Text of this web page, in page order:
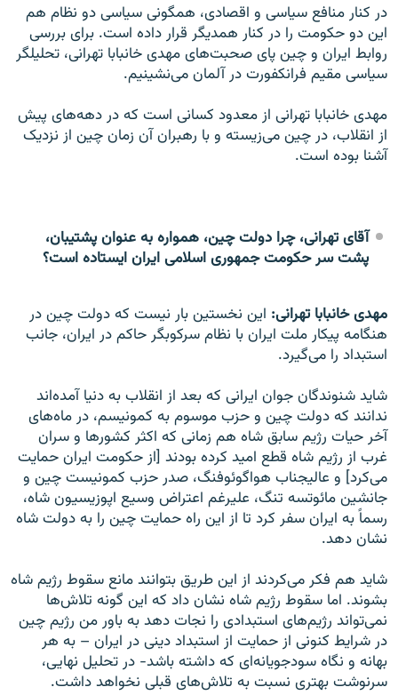
در کنار منافع سیاسی و اقصادی، همگونی سیاسی دو نظام هم
این دو حکومت را در کنار همدیگر قرار داده است. برای بررسی
روابط ایران و چین پای صحبت‌های مهدی خانبابا تهرانی، تحلیلگر
سیاسی مقیم فرانکفورت در آلمان می‌نشینیم.
مهدی خانبابا تهرانی از معدود کسانی است که در دهه‌های پیش
از انقلاب، در چین می‌زیسته و با رهبران آن زمان چین از نزدیک
آشنا بوده است.
آقای تهرانی، چرا دولت چین، همواره به عنوان پشتیبان،
پشت سر حکومت جمهوری اسلامی ایران ایستاده است؟
مهدی خانبابا تهرانی: این نخستین بار نیست که دولت چین در
هنگامه پیکار ملت ایران با نظام سرکوبگر حاکم در ایران، جانب
استبداد را می‌گیرد.
شاید شنوندگان جوان ایرانی که بعد از انقلاب به دنیا آمده‌اند
ندانند که دولت چین و حزب موسوم به کمونیسم، در ماه‌های
آخر حیات رژیم سابق شاه هم زمانی که اکثر کشورها و سران
غرب از رژیم شاه قطع امید کرده بودند [از حکومت ایران حمایت
می‌کرد] و عالیجناب هواگوئوفنگ، صدر حزب کمونیست چین و
جانشین مائوتسه تنگ، علیرغم اعتراض وسیع اپوزیسیون شاه،
رسماً به ایران سفر کرد تا از این راه حمایت چین را به دولت شاه
نشان دهد.
شاید هم فکر می‌کردند از این طریق بتوانند مانع سقوط رژیم شاه
بشوند. اما سقوط رژیم شاه نشان داد که این گونه تلاش‌ها
نمی‌تواند رژیم‌های استبدادی را نجات دهد به باور من رژیم چین
در شرایط کنونی از حمایت از استبداد دینی در ایران – به هر
بهانه و نگاه سودجویانه‌ای که داشته باشد- در تحلیل نهایی،
سرنوشت بهتری نسبت به تلاش‌های قبلی نخواهد داشت.